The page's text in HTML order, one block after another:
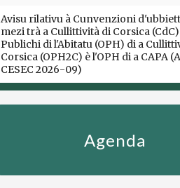
Avisu rilativu à Cunvenzioni
mezi trà a Cullittività di Corsica
Publichi di l'Abitatu (OPH) di a
Corsica (OPH2C) è l'OPH di a CAPA
CESEC 2026-09)
Agenda